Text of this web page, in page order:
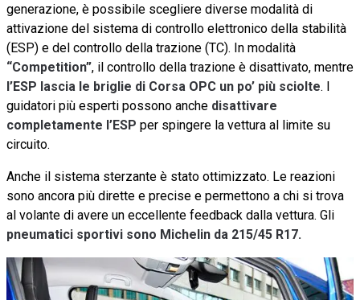
generazione, è possibile scegliere diverse modalità di
attivazione del sistema di controllo elettronico della stabilità
(ESP) e del controllo della trazione (TC). In modalità
“Competition”, il controllo della trazione è disattivato, mentre
l’ESP lascia le briglie di Corsa OPC un po’ più sciolte. I
guidatori più esperti possono anche disattivare
completamente l’ESP per spingere la vettura al limite su
circuito.
Anche il sistema sterzante è stato ottimizzato. Le reazioni
sono ancora più dirette e precise e permettono a chi si trova
al volante di avere un eccellente feedback dalla vettura. Gli
pneumatici sportivi sono Michelin da 215/45 R17.